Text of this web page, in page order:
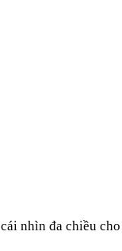
nhìn đa chiều cho